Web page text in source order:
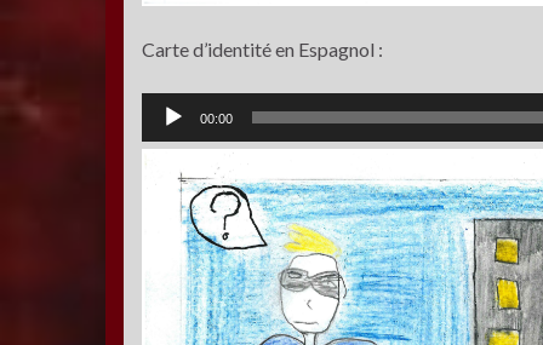
Carte d’identité en Espagnol :
Lecteur
00:00